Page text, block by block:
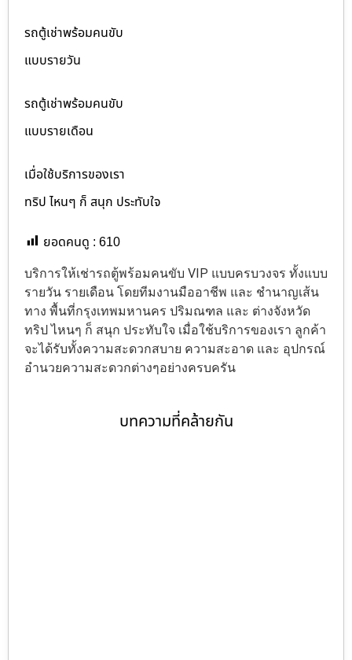
รถตู้เช่าพร้อมคนขับ
แบบรายวัน
รถตู้เช่าพร้อมคนขับ
แบบรายเดือน
เมื่อใช้บริการของเรา
ทริป ไหนๆ ก็ สนุก ประทับใจ
ยอดคนดู : 610
บริการให้เช่ารถตู้พร้อมคนขับ VIP แบบครบวงจร ทั้งแบบ
รายวัน รายเดือน โดยทีมงานมืออาชีพ และ ชำนาญเส้น
ทาง พื้นที่กรุงเทพมหานคร ปริมณฑล และ ต่างจังหวัด
ทริป ไหนๆ ก็ สนุก ประทับใจ เมื่อใช้บริการของเรา ลูกค้า
จะได้รับทั้งความสะดวกสบาย ความสะอาด และ อุปกรณ์
อำนวยความสะดวกต่างๆอย่างครบครัน
บทความที่คล้ายกัน